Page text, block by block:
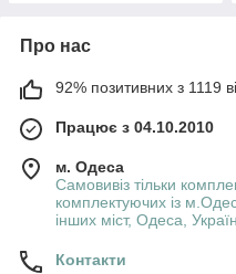
Про нас
92% позитивних з 1119
Працює з 04.10.2010
м. Одеса
Самовивіз тільки
комплектуючих із
інших міст, Одеса,
Контакти